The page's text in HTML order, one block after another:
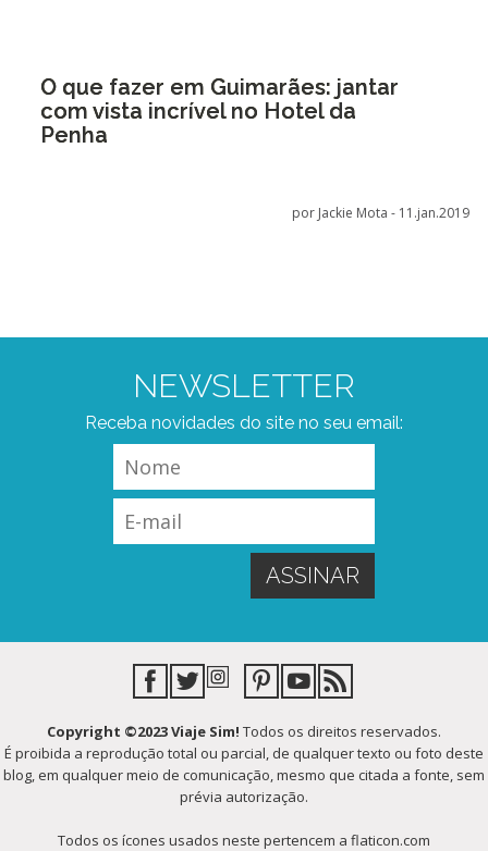
O que fazer em Guimarães: jantar
com vista incrível no Hotel da
Penha
por Jackie Mota - 11.jan.2019
NEWSLETTER
Receba novidades do site no seu email:
Copyright ©2023 Viaje Sim! Todos os direitos reservados.
É proibida a reprodução total ou parcial, de qualquer texto ou foto deste
blog, em qualquer meio de comunicação, mesmo que citada a fonte, sem
prévia autorização.
Todos os ícones usados neste pertencem a flaticon.com